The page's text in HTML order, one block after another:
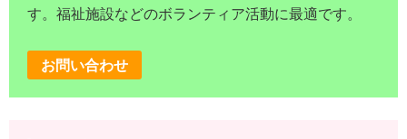
す。福祉施設などのボランティア活動に最適です。
お問い合わせ